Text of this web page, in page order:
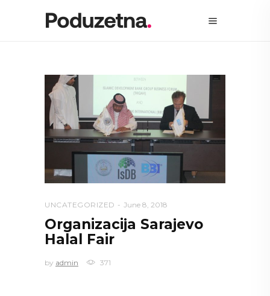
UNCATEGORIZED June 8, 2018
Organizacija Sarajevo
Halal Fair
by admin 371